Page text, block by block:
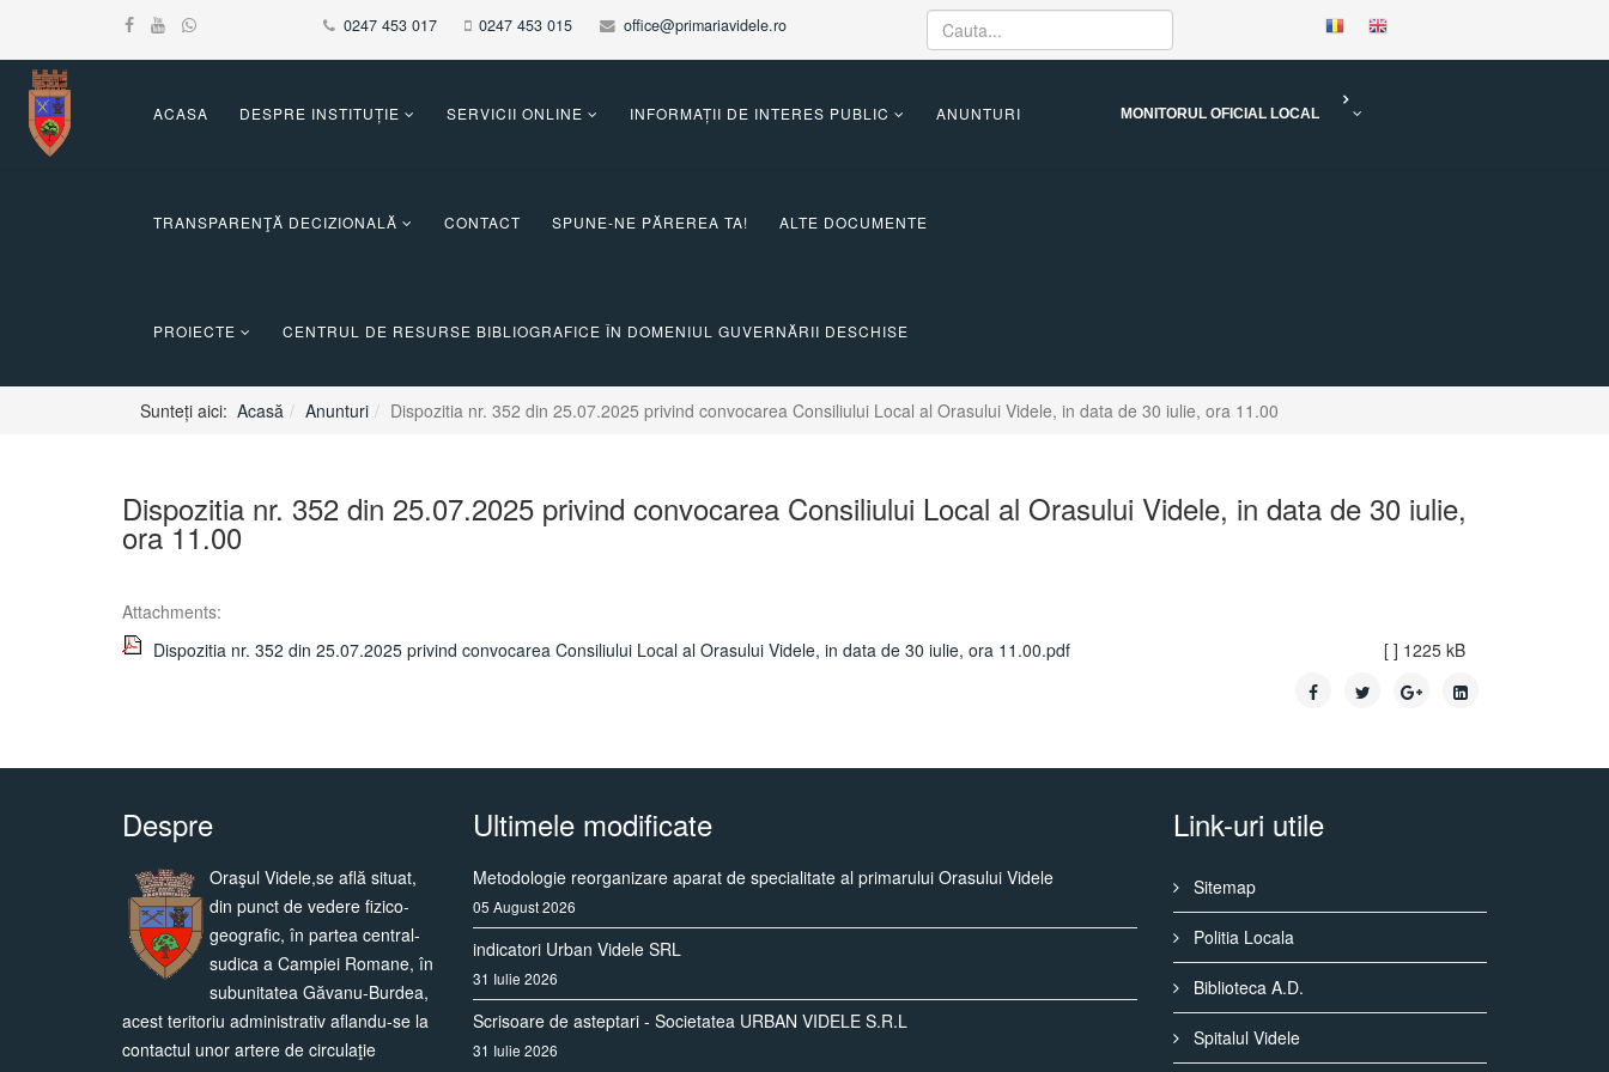
0247 453 017 0247 453 015 office@primariavidele.ro
ACASA DESPRE INSTITUȚIE SERVICII ONLINE INFORMAȚII DE INTERES PUBLIC ANUNTURI
TRANSPARENŢĂ DECIZIONALĂ CONTACT SPUNE-NE PĂREREA TA! ALTE DOCUMENTE
PROIECTE CENTRUL DE RESURSE BIBLIOGRAFICE ÎN DOMENIUL GUVERNĂRII DESCHISE
MONITORUL OFICIAL LOCAL
Sunteți aici: Acasă Anunturi Dispozitia nr. 352 din 25.07.2025 privind convocarea Consiliului Local al Orasului Videle, in data de 30 iulie, ora 11.00
Dispozitia nr. 352 din 25.07.2025 privind convocarea Consiliului Local al Orasului Videle, in data de 30 iulie,
ora 11.00
Attachments:
Dispozitia nr. 352 din 25.07.2025 privind convocarea Consiliului Local al Orasului Videle, in data de 30 iulie, ora 11.00.pdf
[ ] 1225 kB
Despre
Oraşul Videle,se află situat,
din punct de vedere fizico-
geografic, în partea central-
sudica a Campiei Romane, în
subunitatea Găvanu-Burdea,
acest teritoriu administrativ aflandu-se la
contactul unor artere de circulaţie
Ultimele modificate
Metodologie reorganizare aparat de specialitate al primarului Orasului Videle
05 August 2026
indicatori Urban Videle SRL
31 Iulie 2026
Scrisoare de asteptari - Societatea URBAN VIDELE S.R.L
31 Iulie 2026
Link-uri utile
Sitemap
Politia Locala
Biblioteca A.D.
Spitalul Videle